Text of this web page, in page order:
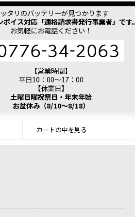
タリのバッテリーが見つかります
イス対応「適格請求書発行事業者」です。
お気軽にお電話ください！
【営業時間】
平日10：00～17：00
【休業日】
土曜日曜祝祭日・年末年始
お盆休み（8/10～8/18）
カートの中を見る